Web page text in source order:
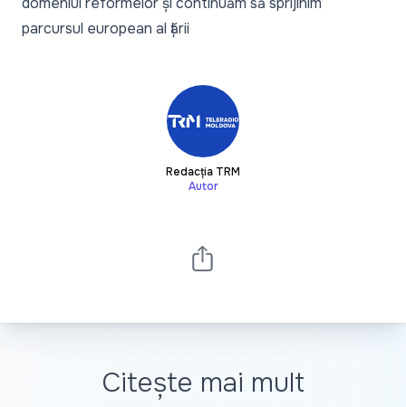
parcursul european al țării
Redacția TRM
Autor
Citește mai mult